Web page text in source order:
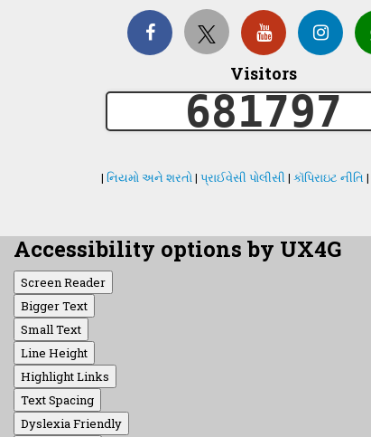
Visitors
681797
| નિયમો અને શરતો| પ્રાઈવેસી પોલીસી | કૉપિરાઇટ નીતિ |
Accessibility options by UX4G
Screen Reader
Bigger Text
Small Text
Line Height
Highlight Links
Text Spacing
Dyslexia Friendly